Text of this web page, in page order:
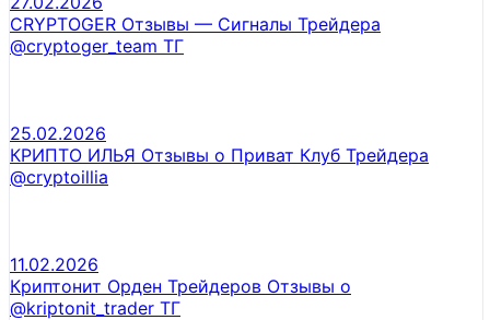
CRYPTOGER Отзывы — Сигналы Трейдера
@cryptoger_team ТГ
25.02.2026
КРИПТО ИЛЬЯ Отзывы о Приват Клуб Трейдера
@cryptoillia
11.02.2026
Криптонит Орден Трейдеров Отзывы о
@kriptonit_trader ТГ